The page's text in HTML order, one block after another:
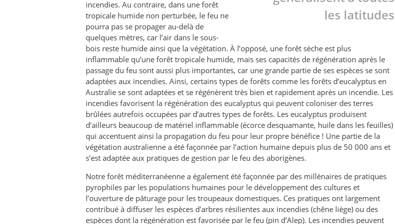
les latitudes
incendies. Au contraire, dans une forêt
tropicale humide non perturbée, le feu ne
pourra pas se propager au-delà de
quelques mètres, car l’air dans le sous-
bois reste humide ainsi que la végétation. À l’opposé, une forêt sèche est plus
inflammable qu’une forêt tropicale humide, mais ses capacités de régénération après le
passage du feu sont aussi plus importantes, car une grande partie de ses espèces se sont
adaptées aux incendies. Ainsi, certains types de forêts comme les forêts d’eucalyptus en
Australie se sont adaptées et se régénèrent très bien et rapidement après un incendie. Les
incendies favorisent la régénération des eucalyptus qui peuvent coloniser des terres
brûlées autrefois occupées par d’autres types de forêts. Les eucalyptus produisent
d’ailleurs beaucoup de matériel inflammable (écorce desquamante, huile dans les feuilles)
qui accentuent ainsi la propagation du feu pour leur propre bénéfice ! Une partie de la
végétation australienne a été façonnée par l’action humaine depuis plus de 50 000 ans et
s’est adaptée aux pratiques de gestion par le feu des aborigènes.
Notre forêt méditerranéenne a également été façonnée par des millénaires de pratiques
pyrophiles par les populations humaines pour le développement des cultures et
l’ouverture de pâturage pour les troupeaux domestiques. Ces pratiques ont largement
contribué à diffuser les espèces d’arbres résilientes aux incendies (chêne liège) ou des
espèces dont la régénération est favorisée par le feu (pin d’Alep). Les incendies peuvent